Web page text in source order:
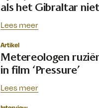
als het Gibraltar
Lees meer
Artikel
Metereologen
in film ‘Pressure’
Lees meer